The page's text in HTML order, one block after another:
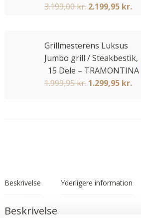
3.199,00kr. 2.199,95 kr.
Grillmesterens Luksus
Jumbo grill / Steakbestik,
15 Dele – TRAMONTINA
1.999,95kr. 1.299,95 kr.
Beskrivelse Yderligere information
Beskrivelse